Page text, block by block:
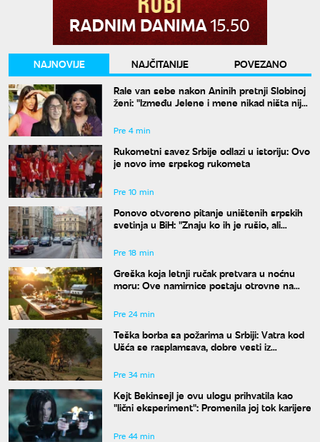
NAJNOVIJE NAJČITANIJE
POVEZANO
Rale van sebe nakon Aninih pretnji Slobinoj
ženi: "Između Jelene i mene nikad ništa nije
Pre 4 min
Rukometni savez Srbije odlazi u istoriju: Ovo
je novo ime srpskog rukometa
Pre 10 min
Ponovo otvoreno pitanje uništenih srpskih
svetinja u BiH: "Znaju ko ih je rušio, ali
Pre 18 min
Greška koja letnji ručak pretvara u noćnu
moru: Ove namirnice postaju otrovne na
Pre 24 min
Teška borba sa požarima u Srbiji: Vatra kod
Ušća se rasplamsava, dobre vesti iz
Pre 34 min
Kejt Bekinsejl je ovu ulogu prihvatila kao
"lični eksperiment": Promenila joj tok karijere
Pre 44 min